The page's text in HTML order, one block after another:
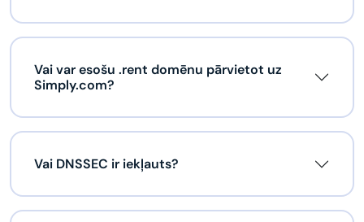
Vai var esošu .rent domēnu pārvietot uz
Simply.com?
Vai DNSSEC ir iekļauts?